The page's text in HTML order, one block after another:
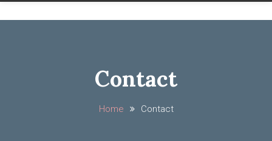
Contact
Home Contact